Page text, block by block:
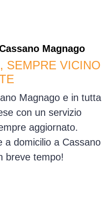
Magnago
SEMPRE VICINO
Magnago e in tutta
con un servizio
aggiornato.
a domicilio a Cassano
breve tempo!